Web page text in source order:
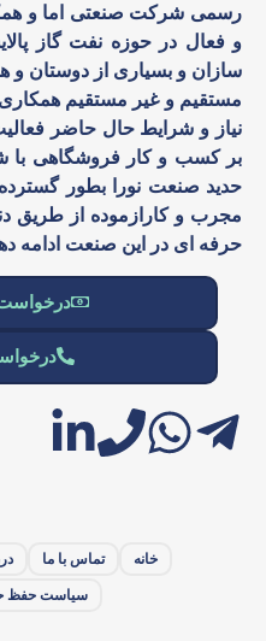
رسمی شرکت صنعتی اما و
و فعال در حوزه نفت گاز
سازان و بسیاری از دوستان و
مستقیم و غیر مستقیم
نیاز و شرایط حال حاضر
بر کسب و کار فروشگاهی
حدید صنعت نورا بطور
مجرب و کارازموده از طریق
حرفه ای در این صنعت ادامه
خانه تماس با ما
سیاست حفظ